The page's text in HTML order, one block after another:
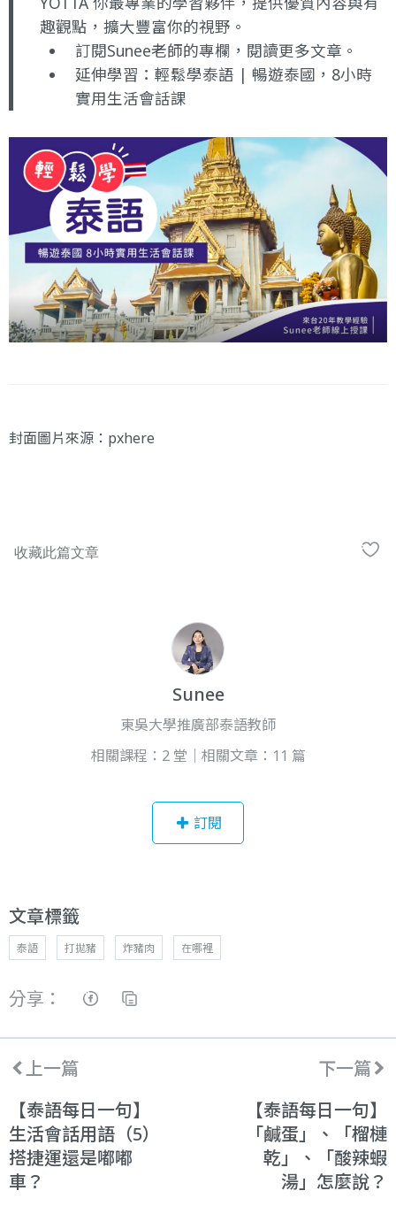
趣觀點，擴大豐富你的視野。
訂閱Sunee老師的專欄 ，閱讀更多文章。
延伸學習： 輕鬆學泰語 | 暢遊泰國，8小時
實用生活會話課
封面圖片來源： pxhere
Sunee
東吳大學推廣部泰語教師
相關課程：2 堂｜相關文章：11 篇
訂閱
文章標籤
泰語 打拋豬 炸豬肉 在哪裡
分享：
上一篇
【泰語每日一句】
生活會話用語（5）
搭捷運還是嘟嘟
車？
下一篇
【泰語每日一句】
「鹹蛋」、「榴槤
乾」、「酸辣蝦
湯」怎麼說？